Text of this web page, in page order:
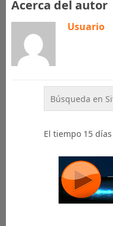
Acerca del autor
Usuario
El tiempo 15 días